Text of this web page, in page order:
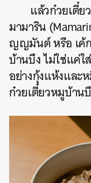
แล้วก๋วยเตี๋
มามาริน
ญญมันต์ หรือ เค้ก
บ้านบึง ไม่ใช่แค่ใ
อย่างกุ้งแห้งและ
ก๋วยเตี๋ยวหมูบ้าน